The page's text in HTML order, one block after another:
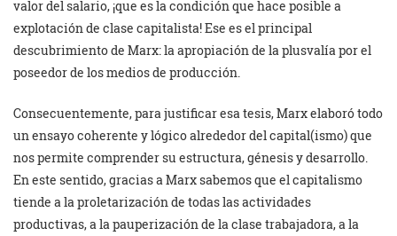
valor del salario, ¡que es la condición que hace posible a
explotación de clase capitalista! Ese es el principal
descubrimiento de Marx: la apropiación de la plusvalía por el
poseedor de los medios de producción.
Consecuentemente, para justificar esa tesis, Marx elaboró todo
un ensayo coherente y lógico alrededor del capital(ismo) que
nos permite comprender su estructura, génesis y desarrollo.
En este sentido, gracias a Marx sabemos que el capitalismo
tiende a la proletarización de todas las actividades
productivas, a la pauperización de la clase trabajadora, a la